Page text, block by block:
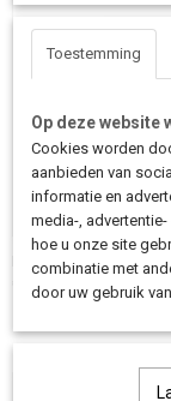
Bagagedrager Urban
€ 119,00
Toestemming
Op deze
Cookies worden
aanbieden van
informatie en
media-,
hoe u onze site
combinatie met
door uw gebruik